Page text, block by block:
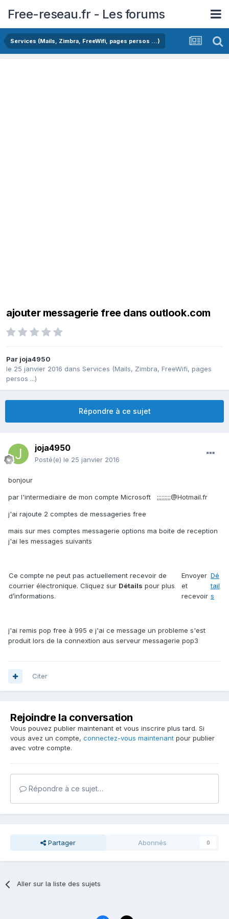
Free-reseau.fr - Les forums
Services (Mails, Zimbra, FreeWifi, pages persos ...)
ajouter messagerie free dans outlook.com
Par joja4950
le 25 janvier 2016 dans Services (Mails, Zimbra, FreeWifi, pages
persos ...)
Répondre à ce sujet
joja4950
Posté(e) le 25 janvier 2016
bonjour
par l'intermediaire de mon compte Microsoft ;;;;;;;;;@Hotmail.fr
j'ai rajoute 2 comptes de messageries free
mais sur mes comptes messagerie options ma boite de reception
j'ai les messages suivants
Ce compte ne peut pas actuellement recevoir de
courrier électronique. Cliquez sur Détails pour plus
d’informations.
Envoyer
et
recevoir
Dé
tail
s
j'ai remis pop free à 995 e j'ai ce message un probleme s'est
produit lors de la connextion aus serveur messagerie pop3
Citer
Rejoindre la conversation
Vous pouvez publier maintenant et vous inscrire plus tard. Si
vous avez un compte, connectez-vous maintenant pour publier
avec votre compte.
Répondre à ce sujet…
Partager Abonnés 0
Aller sur la liste des sujets